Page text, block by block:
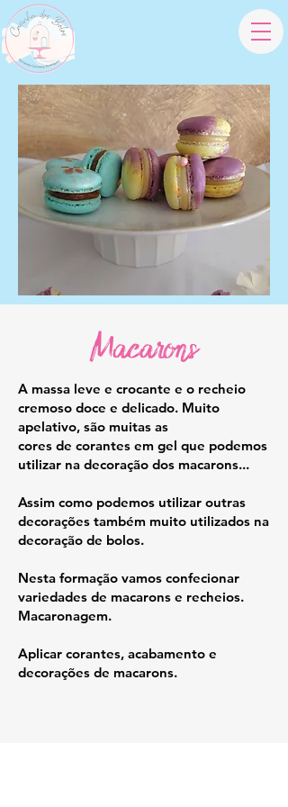
Macarons
A massa leve e crocante e o recheio
cremoso doce e delicado. Muito
apelativo, são muitas as
cores de corantes em gel que podemos
utilizar na decoração dos macarons...
Assim como podemos utilizar outras
decorações também muito utilizados na
decoração de bolos.
Nesta formação vamos confecionar
variedades de macarons e recheios.
Macaronagem.
Aplicar corantes, acabamento e
decorações de macarons.